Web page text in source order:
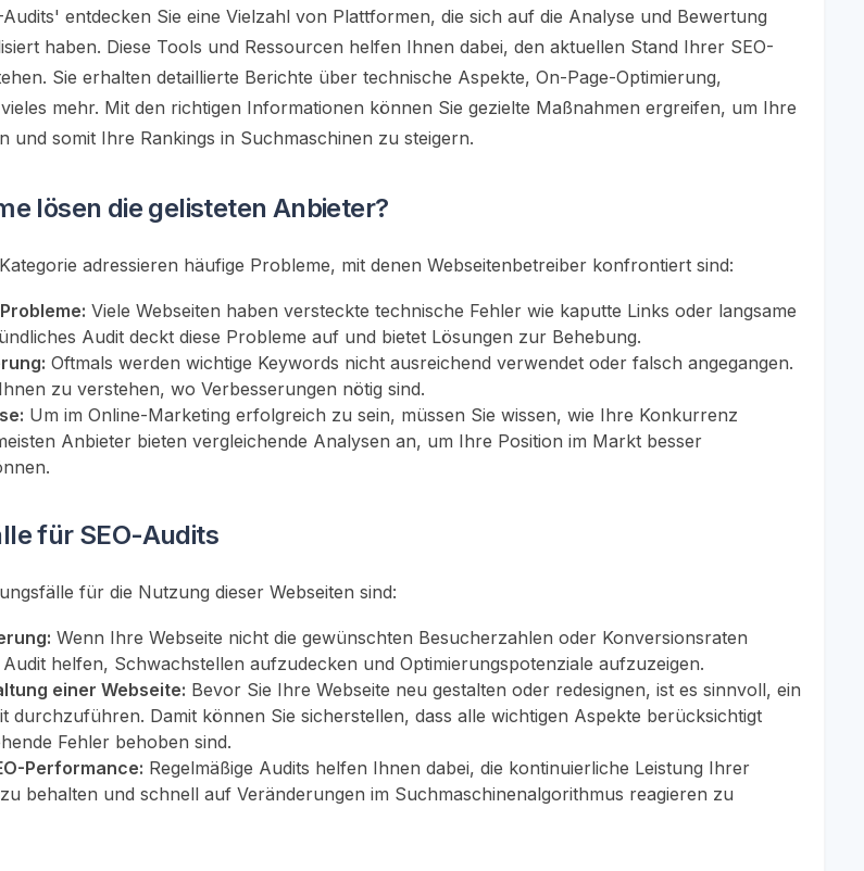
entdecken Sie eine Vielzahl von Plattformen, die sich auf die Analyse und Bewertung
haben. Diese Tools und Ressourcen helfen Ihnen dabei, den aktuellen Stand Ihrer SEO-
Sie erhalten detaillierte Berichte über technische Aspekte, On-Page-Optimierung,
mehr. Mit den richtigen Informationen können Sie gezielte Maßnahmen ergreifen, um Ihre
und somit Ihre Rankings in Suchmaschinen zu steigern.
lösen die gelisteten Anbieter?
adressieren häufige Probleme, mit denen Webseitenbetreiber konfrontiert sind:
Viele Webseiten haben versteckte technische Fehler wie kaputte Links oder langsame
Audit deckt diese Probleme auf und bietet Lösungen zur Behebung.
Oftmals werden wichtige Keywords nicht ausreichend verwendet oder falsch angegangen.
zu verstehen, wo Verbesserungen nötig sind.
Um im Online-Marketing erfolgreich zu sein, müssen Sie wissen, wie Ihre Konkurrenz
Anbieter bieten vergleichende Analysen an, um Ihre Position im Markt besser
für SEO-Audits
für die Nutzung dieser Webseiten sind:
Wenn Ihre Webseite nicht die gewünschten Besucherzahlen oder Konversionsraten
helfen, Schwachstellen aufzudecken und Optimierungspotenziale aufzuzeigen.
einer Webseite: Bevor Sie Ihre Webseite neu gestalten oder redesignen, ist es sinnvoll, ein
durchzuführen. Damit können Sie sicherstellen, dass alle wichtigen Aspekte berücksichtigt
Fehler behoben sind.
Performance: Regelmäßige Audits helfen Ihnen dabei, die kontinuierliche Leistung Ihrer
behalten und schnell auf Veränderungen im Suchmaschinenalgorithmus reagieren zu